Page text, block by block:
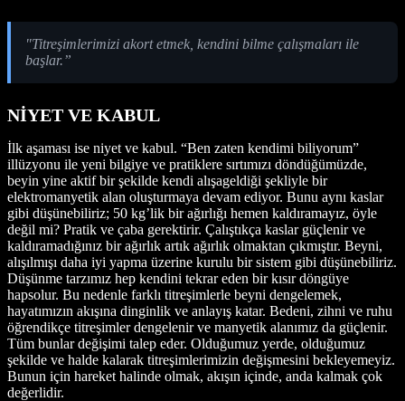
"Titreşimlerimizi akort etmek, kendini bilme çalışmaları ile
başlar.”
NİYET VE KABUL
İlk aşaması ise niyet ve kabul. “Ben zaten kendimi biliyorum”
illüzyonu ile yeni bilgiye ve pratiklere sırtımızı döndüğümüzde,
beyin yine aktif bir şekilde kendi alışageldiği şekliyle bir
elektromanyetik alan oluşturmaya devam ediyor. Bunu aynı kaslar
gibi düşünebiliriz; 50 kg’lik bir ağırlığı hemen kaldıramayız, öyle
değil mi? Pratik ve çaba gerektirir. Çalıştıkça kaslar güçlenir ve
kaldıramadığınız bir ağırlık artık ağırlık olmaktan çıkmıştır. Beyni,
alışılmışı daha iyi yapma üzerine kurulu bir sistem gibi düşünebiliriz.
Düşünme tarzımız hep kendini tekrar eden bir kısır döngüye
hapsolur. Bu nedenle farklı titreşimlerle beyni dengelemek,
hayatımızın akışına dinginlik ve anlayış katar. Bedeni, zihni ve ruhu
öğrendikçe titreşimler dengelenir ve manyetik alanımız da güçlenir.
Tüm bunlar değişimi talep eder. Olduğumuz yerde, olduğumuz
şekilde ve halde kalarak titreşimlerimizin değişmesini bekleyemeyiz.
Bunun için hareket halinde olmak, akışın içinde, anda kalmak çok
değerlidir.